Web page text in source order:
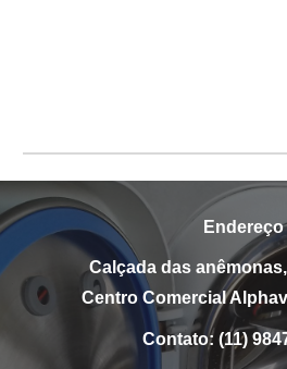
Endereço
Calçada das anêmonas,
Centro Comercial
Contato: (11)